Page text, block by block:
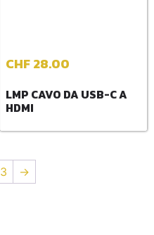
LMP CAVO DA USB-C A
HDMI
CHF28.00
3 →